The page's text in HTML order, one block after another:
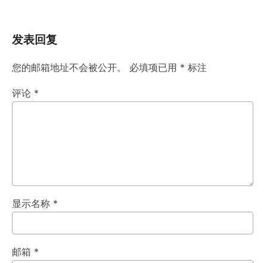
发表回复
您的邮箱地址不会被公开。 必填项已用 * 标注
评论 *
显示名称 *
邮箱 *